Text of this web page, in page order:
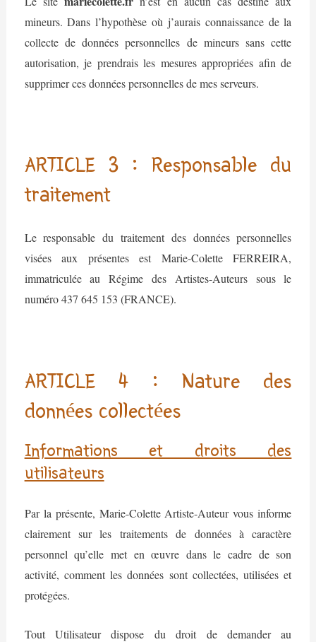
mineurs. Dans l’hypothèse où j’aurais connaissance de la
collecte de données personnelles de mineurs sans cette
autorisation, je prendrais les mesures appropriées afin de
supprimer ces données personnelles de mes serveurs.
ARTICLE 3 : Responsable du
traitement
Le responsable du traitement des données personnelles
visées aux présentes est Marie-Colette FERREIRA,
immatriculée au Régime des Artistes-Auteurs sous le
numéro 437 645 153 (FRANCE).
ARTICLE 4 : Nature des
données collectées
Informations et droits des
utilisateurs
Par la présente, Marie-Colette Artiste-Auteur vous informe
clairement sur les traitements de données à caractère
personnel qu’elle met en œuvre dans le cadre de son
activité, comment les données sont collectées, utilisées et
protégées.
Tout Utilisateur dispose du droit de demander au